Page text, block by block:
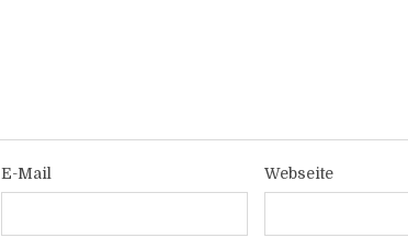
E-Mail Webseite